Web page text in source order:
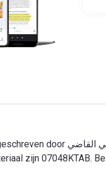
zijn 07048KTAB.